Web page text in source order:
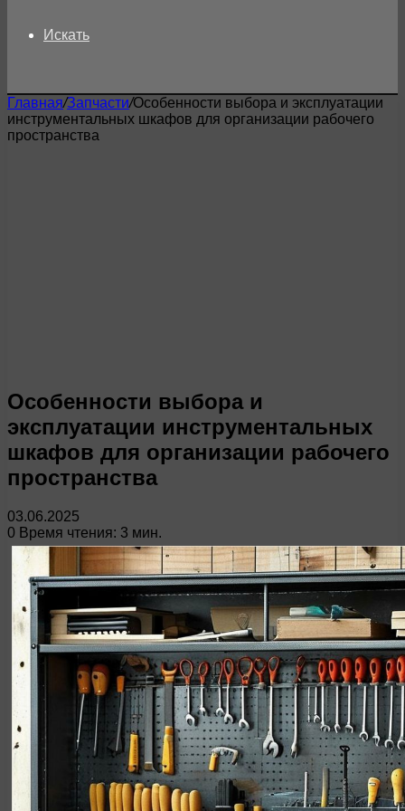
Искать
Главная/Запчасти/Особенности выбора и эксплуатации
инструментальных шкафов для организации рабочего
пространства
Особенности выбора и
эксплуатации инструментальных
шкафов для организации рабочего
пространства
03.06.2025
0 Время чтения: 3 мин.